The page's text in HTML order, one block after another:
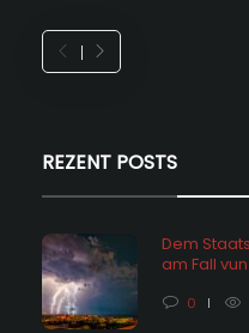
REZENT POSTS
Dem
am Fall
0